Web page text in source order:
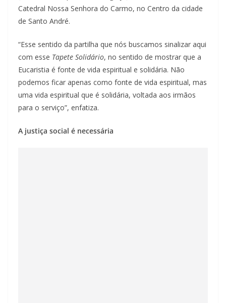
Catedral Nossa Senhora do Carmo, no Centro da cidade
de Santo André.
“Esse sentido da partilha que nós buscamos sinalizar aqui
com esse Tapete Solidário, no sentido de mostrar que a
Eucaristia é fonte de vida espiritual e solidária. Não
podemos ficar apenas como fonte de vida espiritual, mas
uma vida espiritual que é solidária, voltada aos irmãos
para o serviço”, enfatiza.
A justiça social é necessária